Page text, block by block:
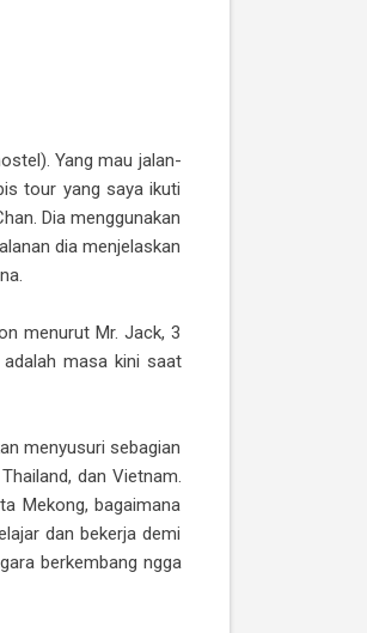
Yang mau jalan-
tour yang saya ikuti
Dia menggunakan
dia menjelaskan
menurut Mr. Jack, 3
masa kini saat
menyusuri sebagian
dan Vietnam.
Mekong, bagaimana
dan bekerja demi
berkembang ngga